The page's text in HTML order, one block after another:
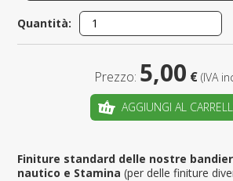
Quantità:
Prezzo: 5,00 € (IVA
AGGIUNGI AL
Finiture standard delle nostre
nautico e Stamina(per delle finiture